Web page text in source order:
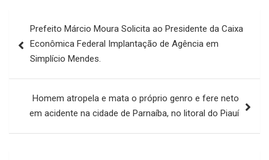
de
Post
Prefeito Márcio Moura Solicita ao Presidente da Caixa
Econômica Federal Implantação de Agência em
Simplício Mendes.
Homem atropela e mata o próprio genro e fere neto
em acidente na cidade de Parnaíba, no litoral do Piauí